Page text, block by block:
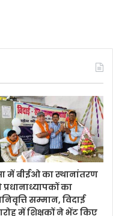
में बीईओ का स्थानांतरण
प्रधानाध्यापकों का
सम्मान, विदाई
में शिक्षकों ने भेंट किए